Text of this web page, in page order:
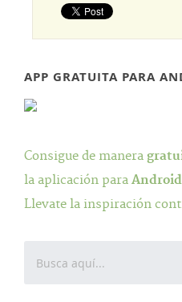
APP GRATUITA PARA
Consigue de manera
la aplicación para Android
Llevate la inspiración